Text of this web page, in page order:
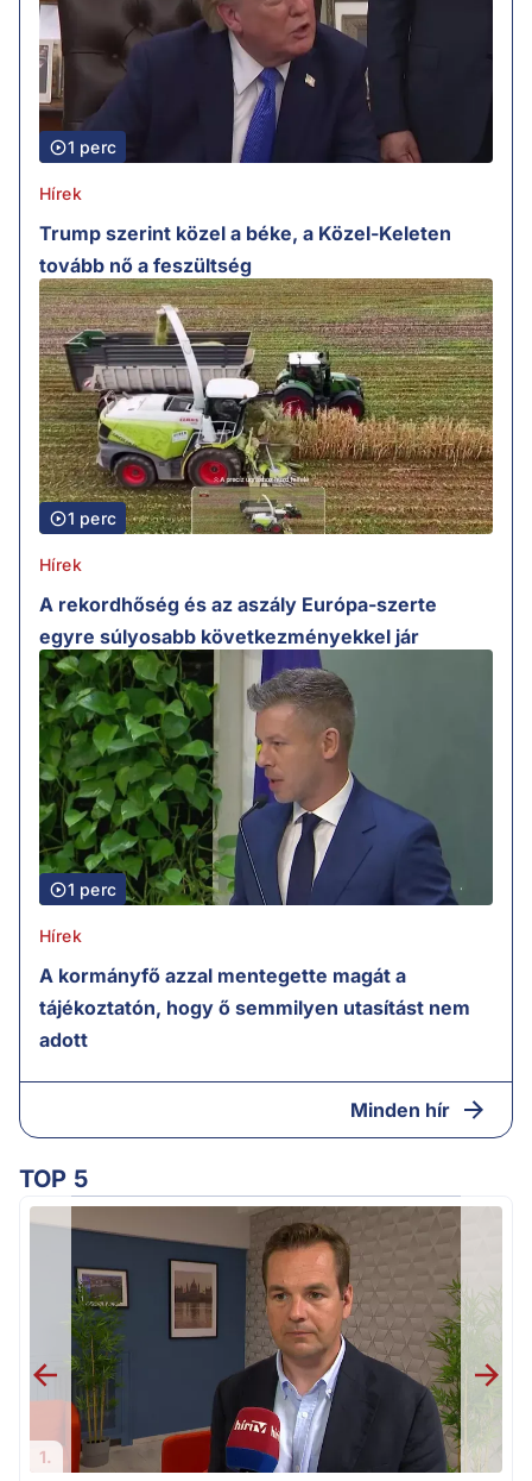
1 perc
Hírek
Trump szerint közel a béke, a Közel-Keleten
tovább nő a feszültség
1 perc
Hírek
A rekordhőség és az aszály Európa-szerte
egyre súlyosabb következményekkel jár
1 perc
Hírek
A kormányfő azzal mentegette magát a
tájékoztatón, hogy ő semmilyen utasítást nem
adott
Minden hír
TOP 5
1.